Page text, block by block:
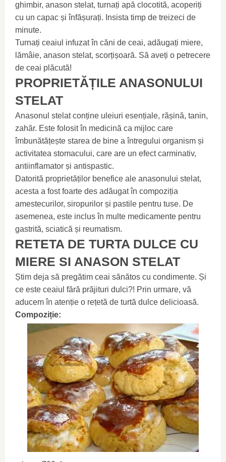
ghimbir, anason stelat, turnați apă clocotită, acoperiți
cu un capac și înfășurați. Insista timp de treizeci de
minute.
Turnați ceaiul infuzat în căni de ceai, adăugați miere,
lămâie, anason stelat, scorțișoară. Să aveți o petrecere
de ceai plăcută!
PROPRIETĂȚILE ANASONULUI
STELAT
Anasonul stelat conține uleiuri esențiale, rășină, tanin,
zahăr. Este folosit în medicină ca mijloc care
îmbunătățește starea de bine a întregului organism și
activitatea stomacului, care are un efect carminativ,
antiinflamator și antispastic.
Datorită proprietăților benefice ale anasonului stelat,
acesta a fost foarte des adăugat în compoziția
amestecurilor, siropurilor și pastile pentru tuse. De
asemenea, este inclus în multe medicamente pentru
gastrită, sciatică și reumatism.
RETETA DE TURTA DULCE CU
MIERE SI ANASON STELAT
Știm deja să pregătim ceai sănătos cu condimente. Și
ce este ceaiul fără prăjituri dulci?! Prin urmare, vă
aducem în atenție o rețetă de turtă dulce delicioasă.
Compoziție: